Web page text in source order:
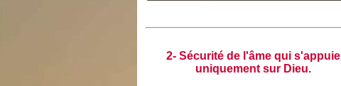
2- Sécurité de l'âme qui s'appuie
uniquement sur Dieu.